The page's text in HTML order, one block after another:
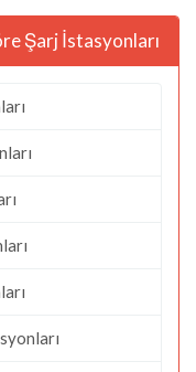
Şarj İstasyonları